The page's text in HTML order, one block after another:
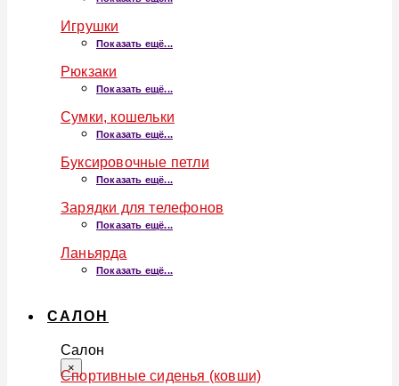
Игрушки
Показать ещё...
Рюкзаки
Показать ещё...
Сумки, кошельки
Показать ещё...
Буксировочные петли
Показать ещё...
Зарядки для телефонов
Показать ещё...
Ланьярда
Показать ещё...
САЛОН
Салон
×
Спортивные сиденья (ковши)